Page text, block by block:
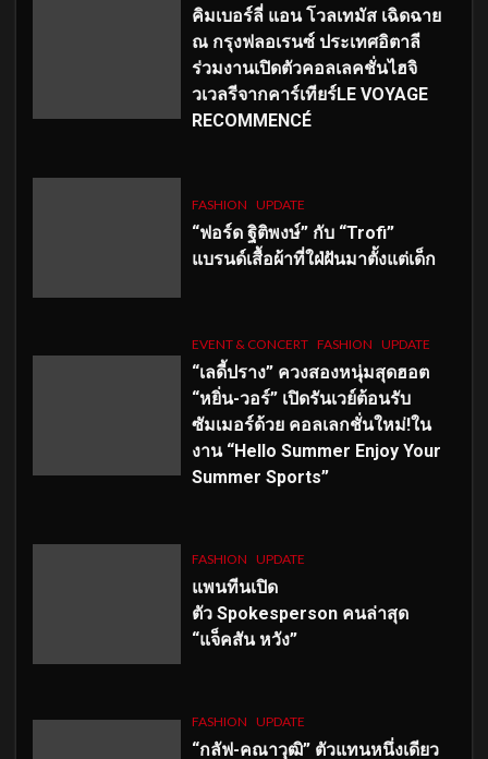
คิมเบอร์ลี่ แอน โวลเทมัส เฉิดฉาย
ณ กรุงฟลอเรนซ์ ประเทศอิตาลี
ร่วมงานเปิดตัวคอลเลคชั่นไฮจิ
วเวลรีจากคาร์เทียร์LE VOYAGE
RECOMMENCÉ
FASHION UPDATE
“ฟอร์ด ฐิติพงษ์” กับ “Trofi”
แบรนด์เสื้อผ้าที่ใฝ่ฝันมาตั้งแต่เด็ก
EVENT & CONCERT FASHION UPDATE
“เลดี้ปราง” ควงสองหนุ่มสุดฮอต
“หยิ่น-วอร์” เปิดรันเวย์ต้อนรับ
ซัมเมอร์ด้วย คอลเลกชั่นใหม่!ใน
งาน “Hello Summer Enjoy Your
Summer Sports”
FASHION UPDATE
แพนทีนเปิด
ตัว Spokesperson คนล่าสุด
“แจ็คสัน หวัง”
FASHION UPDATE
“กลัฟ-คณาวุฒิ” ตัวแทนหนึ่งเดียว